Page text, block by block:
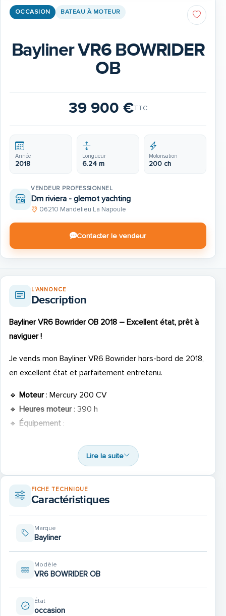
OCCASION BATEAU À MOTEUR
Bayliner VR6 BOWRIDER
OB
39 900 €TTC
Année
2018
Longueur
6.24 m
Motorisation
200 ch
VENDEUR PROFESSIONNEL
Dm riviera - glemot yachting
06210 Mandelieu La Napoule
Contacter le vendeur
L'ANNONCE
Description
Bayliner VR6 Bowrider OB 2018 – Excellent état, prêt à
naviguer !
Je vends mon Bayliner VR6 Bowrider hors-bord de 2018,
en excellent état et parfaitement entretenu.
🔹 Moteur: Mercury 200 CV
🔹 Heures moteur: 390 h
🔹 Équipement:
Revêtement Seadek
Feux sous-marins
Poste audio Bluetooth
Entretien:
Toutes les factures disponibles
la mer immédiatement.
Lire la suite
FICHE TECHNIQUE
Caractéristiques
Marque
Bayliner
Modèle
VR6 BOWRIDER OB
État
occasion